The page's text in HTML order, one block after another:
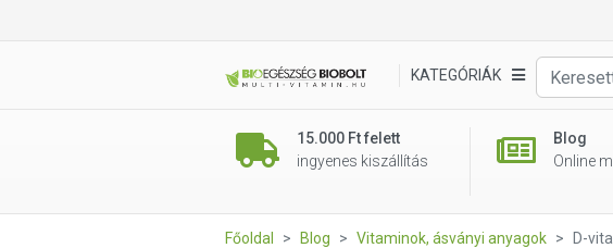
KATEGÓRIÁK
15.000 Ft felett
ingyenes kiszállítás
Blog
Online
Főoldal Blog Vitaminok, ásványi anyagok D-